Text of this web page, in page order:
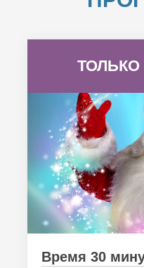
Время 30